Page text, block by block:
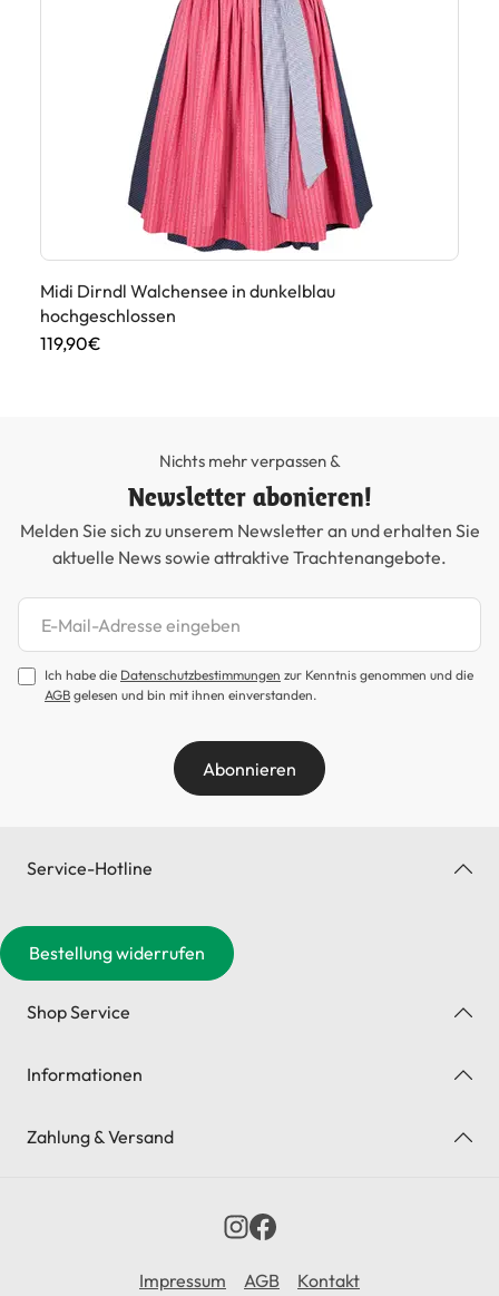
Midi Dirndl Walchensee in dunkelblau
hochgeschlossen
119,90€
Nichts mehr verpassen &
Newsletter abonieren!
Melden Sie sich zu unserem Newsletter an und erhalten Sie
aktuelle News sowie attraktive Trachtenangebote.
Newsletter abonnieren
Ich habe die Datenschutzbestimmungen zur Kenntnis genommen und die
AGB gelesen und bin mit ihnen einverstanden.
Abonnieren
Service-Hotline
Bestellung widerrufen
Shop Service
Informationen
Zahlung & Versand
Impressum AGB Kontakt